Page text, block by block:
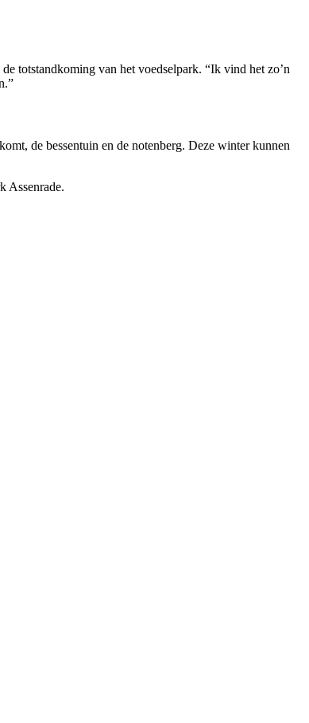
totstandkoming van het voedselpark. “Ik vind het zo’n
de bessentuin en de notenberg. Deze winter kunnen
Assenrade.